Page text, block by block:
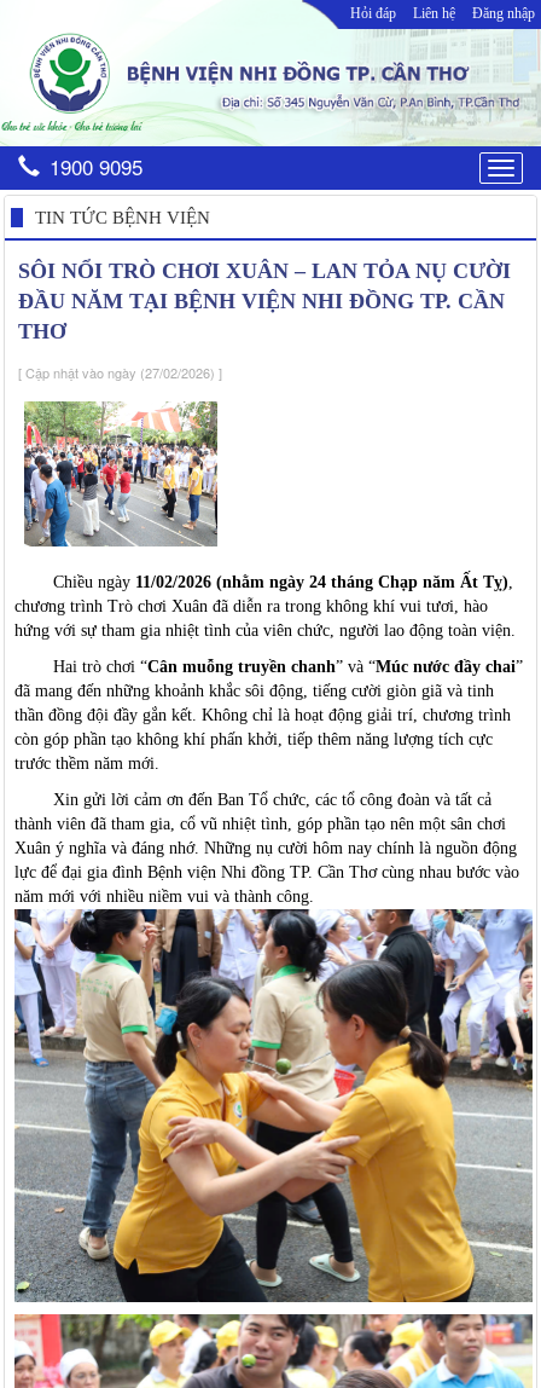
Hỏi đáp Liên hệ Đăng nhập
1900 9095
TIN TỨC BỆNH VIỆN
SÔI NỔI TRÒ CHƠI XUÂN – LAN TỎA NỤ CƯỜI
ĐẦU NĂM TẠI BỆNH VIỆN NHI ĐỒNG TP. CẦN
THƠ
[ Cập nhật vào ngày (27/02/2026) ]
Chiều ngày 11/02/2026 (nhằm ngày 24 tháng Chạp năm Ất Tỵ)
chương trình Trò chơi Xuân đã diễn ra trong không khí vui tươi, hào
hứng với sự tham gia nhiệt tình của viên chức, người lao động toàn viện.
Hai trò chơi “Cân muỗng truyền chanh” và “Múc nước đầy chai”
đã mang đến những khoảnh khắc sôi động, tiếng cười giòn giã và tinh
thần đồng đội đầy gắn kết. Không chỉ là hoạt động giải trí, chương trình
còn góp phần tạo không khí phấn khởi, tiếp thêm năng lượng tích cực
trước thềm năm mới.
Xin gửi lời cảm ơn đến Ban Tổ chức, các tổ công đoàn và tất cả
thành viên đã tham gia, cổ vũ nhiệt tình, góp phần tạo nên một sân chơi
Xuân ý nghĩa và đáng nhớ. Những nụ cười hôm nay chính là nguồn động
lực để đại gia đình Bệnh viện Nhi đồng TP. Cần Thơ cùng nhau bước vào
năm mới với nhiều niềm vui và thành công.